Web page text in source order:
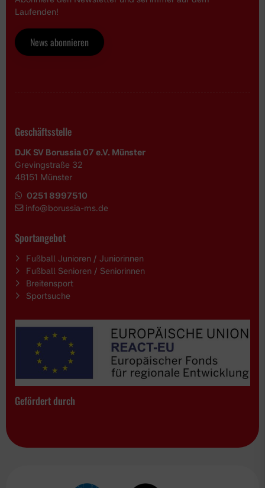
Laufenden!
News abonnieren
Geschäftsstelle
DJK SV Borussia 07 e.V. Münster
Grevingstraße 32
48151 Münster
0251 8997510
info@borussia-ms.de
Sportangebot
Fußball Junioren / Juniorinnen
Fußball Senioren / Seniorinnen
Breitensport
Sportsuche
Gefördert durch